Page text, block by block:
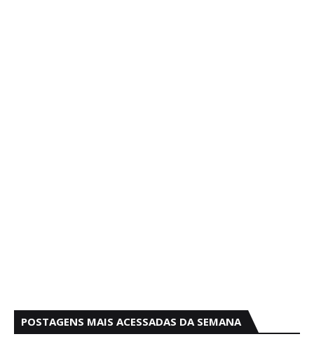
POSTAGENS MAIS ACESSADAS DA SEMANA